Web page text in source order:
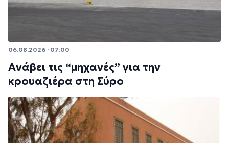
06.08.2026 · 07:00
Ανάβει τις “μηχανές” για την
κρουαζιέρα στη Σύρο